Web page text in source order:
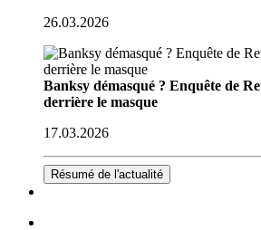
26.03.2026
Banksy démasqué ? Enquête de
derrière le masque
17.03.2026
Résumé de l'actualité